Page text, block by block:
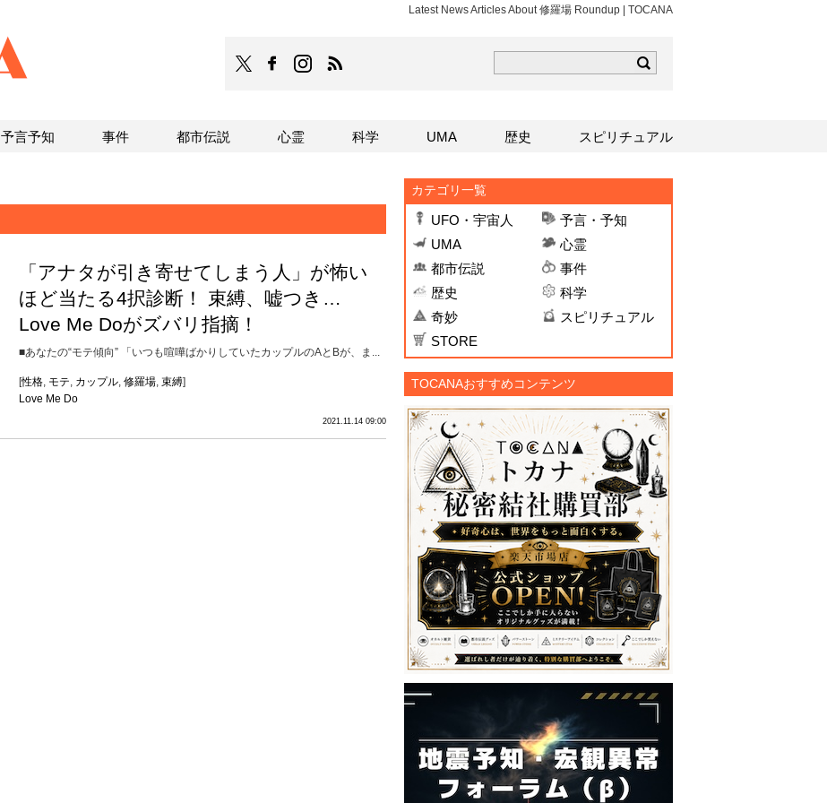
Latest News Articles About 修羅場 Roundup | TOCANA
TOCANAのFacebookはこちら
TOCANAのinstagramはこちら
「アナタが引き寄せてしまう人」が怖い
ほど当たる4択診断！ 束縛、嘘つき…
Love Me Doがズバリ指摘！
■あなたの“モテ傾向” 「いつも喧嘩ばかりしていたカップルのAとBが、ま...
[性格, モテ, カップル, 修羅場, 束縛]
2021.11.14 09:00
Love Me Do
カテゴリ一覧
UFO・宇宙人
予言・予知
UMA
心霊
都市伝説
事件
歴史
科学
奇妙
スピリチュアル
STORE
TOCANAおすすめコンテンツ
予言予知 事件 都市伝説 心霊 科学 UMA 歴史 スピリチュアル